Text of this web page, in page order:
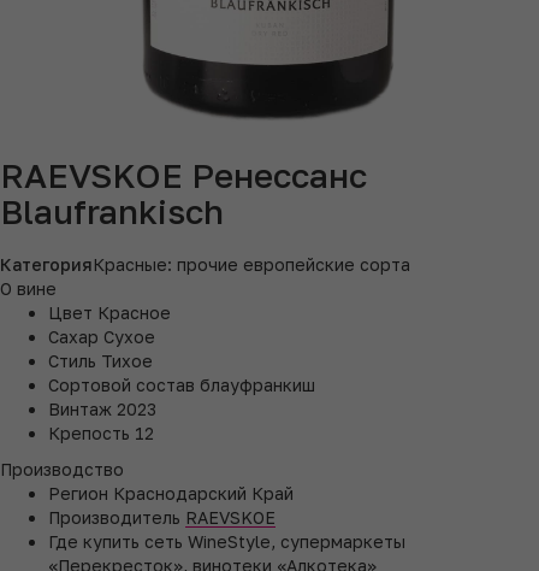
RAEVSKOE Ренессанс
Blaufrankisch
КатегорияКрасные: прочие европейские сорта
О вине
Цвет Красное
Сахар Сухое
Стиль Тихое
Сортовой состав блауфранкиш
Винтаж 2023
Крепость 12
Производство
Регион Краснодарский Край
Производитель RAEVSKOE
Где купить сеть WineStyle, супермаркеты
«Перекресток», винотеки «Алкотека»